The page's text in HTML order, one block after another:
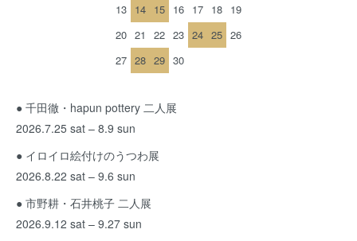
13 14 15 16 17 18 19
20 21 22 23 24 25 26
27 28 29 30
● 千田徹・hapun pottery 二人展
2026.7.25 sat – 8.9 sun
● イロイロ絵付けのうつわ展
2026.8.22 sat – 9.6 sun
● 市野耕・石井桃子 二人展
2026.9.12 sat – 9.27 sun